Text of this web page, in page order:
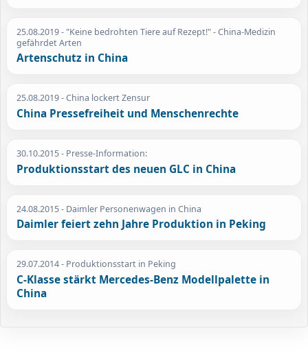
25.08.2019- "Keine bedrohten Tiere auf Rezept!" - China-Medizin
gefährdet Arten
Artenschutz in China
25.08.2019- China lockert Zensur
China Pressefreiheit und Menschenrechte
30.10.2015- Presse-Information:
Produktionsstart des neuen GLC in China
24.08.2015- Daimler Personenwagen in China
Daimler feiert zehn Jahre Produktion in Peking
29.07.2014- Produktionsstart in Peking
C-Klasse stärkt Mercedes-Benz Modellpalette in
China